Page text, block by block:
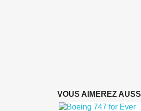
VOUS AIMEREZ AUSSI